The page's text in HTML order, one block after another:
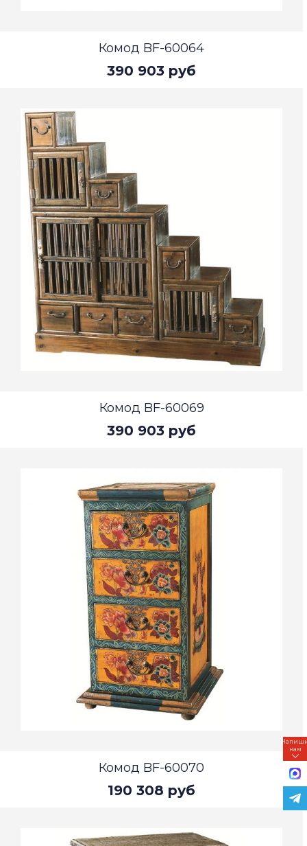
Комод BF-60064
390 903 руб
Комод BF-60069
390 903 руб
Комод BF-60070
190 308 руб
нам